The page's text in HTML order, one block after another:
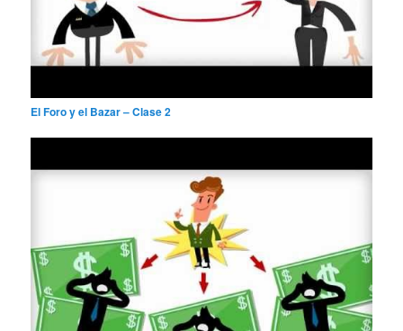
El Foro y el Bazar – Clase 2